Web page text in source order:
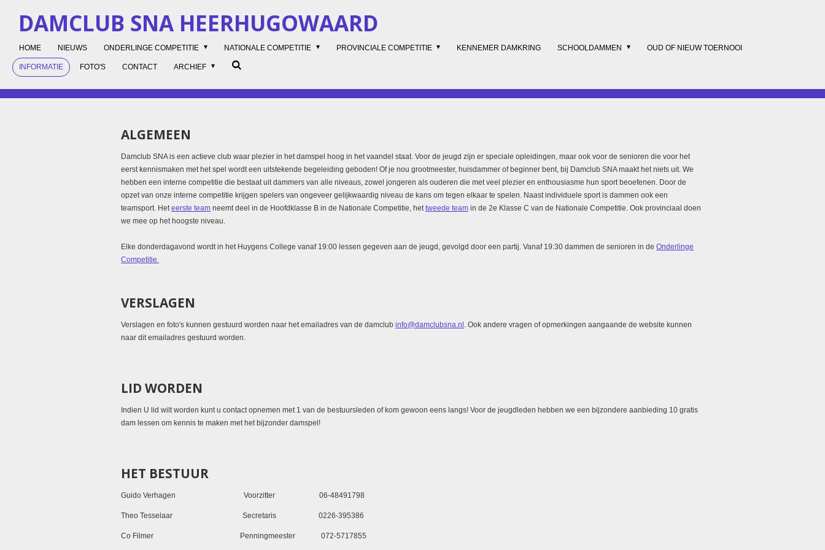
hoofdinhoud
DAMCLUB SNA HEERHUGOWAARD
HOME NIEUWS ONDERLINGE COMPETITIE NATIONALE COMPETITIE PROVINCIALE COMPETITIE KENNEMER DAMKRING SCHOOLDAMMEN OUD OF NIEUW TOERNOOI
INFORMATIE FOTO'S CONTACT ARCHIEF
ALGEMEEN
Damclub SNA is een actieve club waar plezier in het damspel hoog in het vaandel staat. Voor de jeugd zijn er speciale opleidingen, maar ook voor de senioren die voor het
eerst kennismaken met het spel wordt een uitstekende begeleiding geboden! Of je nou grootmeester, huisdammer of beginner bent, bij Damclub SNA maakt het niets uit. We
hebben een interne competitie die bestaat uit dammers van alle niveaus, zowel jongeren als ouderen die met veel plezier en enthousiasme hun sport beoefenen. Door de
opzet van onze interne competitie krijgen spelers van ongeveer gelijkwaardig niveau de kans om tegen elkaar te spelen. Naast individuele sport is dammen ook een
teamsport. Heteerste team neemt deel in de Hoofdklasse B in de Nationale Competitie, hettweede team in de 2e Klasse C van de Nationale Competitie. Ook provinciaal doen
we mee op het hoogste niveau.
Elke donderdagavond wordt in het Huygens College vanaf 19:00 lessen gegeven aan de jeugd, gevolgd door een partij. Vanaf 19:30 dammen de senioren in de Onderlinge
Competitie.
VERSLAGEN
Verslagen en foto's kunnen gestuurd worden naar het emailadres van de damclub info@damclubsna.nl . Ook andere vragen of opmerkingen aangaande de website kunnen
naar dit emailadres gestuurd worden.
LID WORDEN
Indien U lid wilt worden kunt u contact opnemen met 1 van de bestuursleden of kom gewoon eens langs! Voor de jeugdleden hebben we een bijzondere aanbieding 10 gratis
dam lessen om kennis te maken met het bijzonder damspel!
HET BESTUUR
Guido Verhagen Voorzitter 06-48491798
Theo Tesselaar Secretaris 0226-395386
Co Filmer Penningmeester 072-5717855